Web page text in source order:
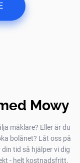
Mowy
mäklare? Eller är du
bolånet? Låt oss på
tid så hjälper vi dig
- helt kostnadsfritt.